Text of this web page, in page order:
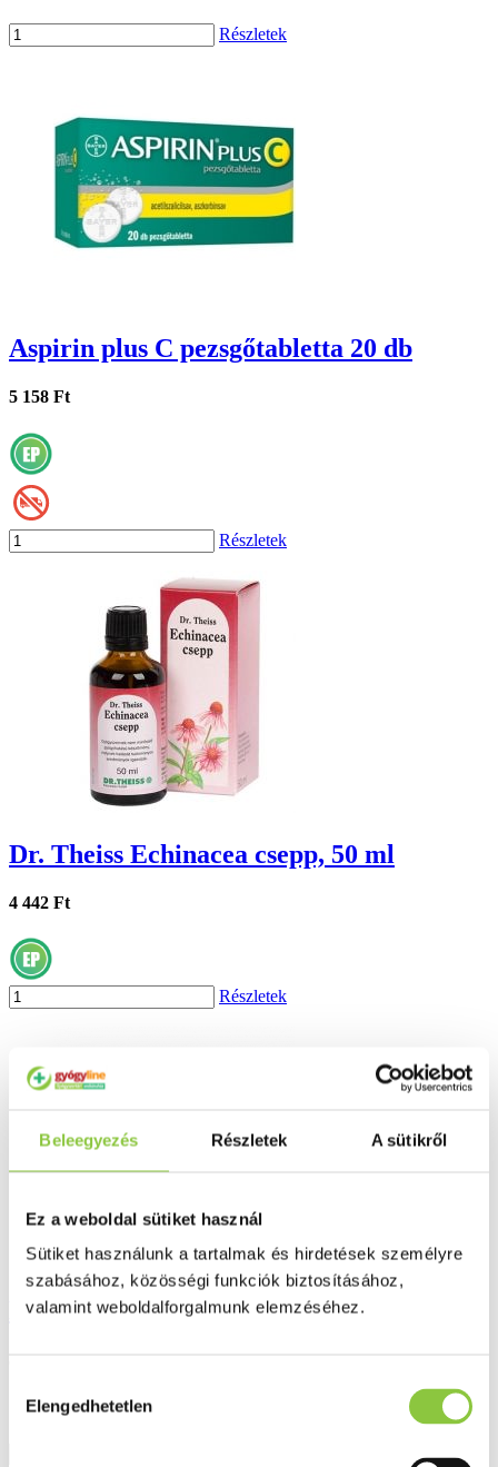
Beleegyezés Részletek A sütikről
Ez a weboldal sütiket használ
Sütiket használunk a tartalmak és hirdetések személyre
szabásához, közösségi funkciók biztosításához,
valamint weboldalforgalmunk elemzéséhez.
kiválasztása
Elengedhetetlen
Részletek
Aspirin plus C pezsgőtabletta 20 db
5 158 Ft
Részletek
Dr. Theiss Echinacea csepp, 50 ml
4 442 Ft
Részletek
Naturland propolisz csepp 30 ml